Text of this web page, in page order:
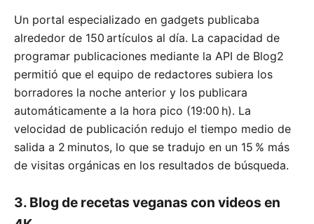
Un portal especializado en gadgets publicaba
alrededor de 150 artículos al día. La capacidad de
programar publicaciones mediante la API de Blog2
permitió que el equipo de redactores subiera los
borradores la noche anterior y los publicara
automáticamente a la hora pico (19:00 h). La
velocidad de publicación redujo el tiempo medio de
salida a 2 minutos, lo que se tradujo en un 15 % más
de visitas orgánicas en los resultados de búsqueda.
3. Blog de recetas veganas con videos en